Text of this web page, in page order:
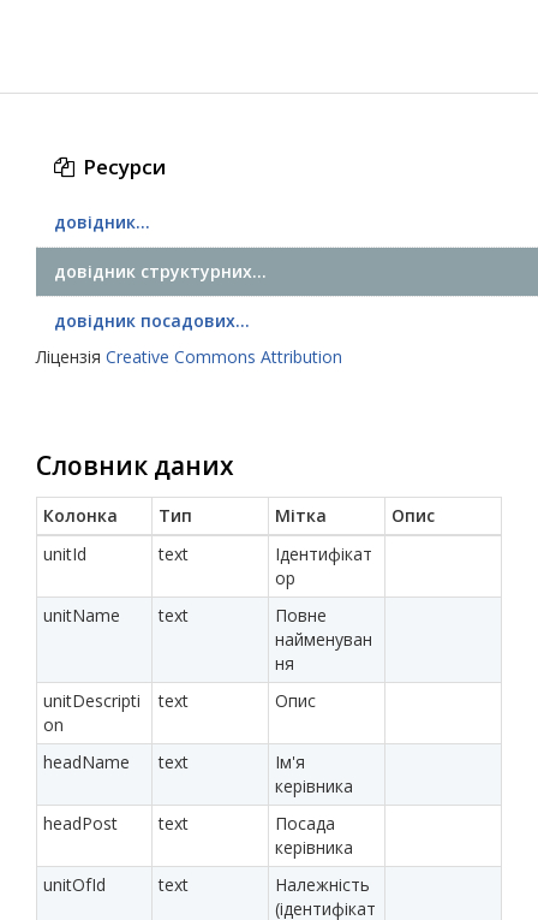
Ресурси
довідник...
довідник структурних...
довідник посадових...
Ліцензія Creative Commons Attribution
Словник даних
Колонка Тип Мітка
Опис
unitId
text
Ідентифікат
ор
unitName
text
Повне
найменуван
ня
unitDescripti
on
text Опис
headName text
Ім'я
керівника
headPost
text
Посада
керівника
unitOfId
text
Належність
(ідентифікат